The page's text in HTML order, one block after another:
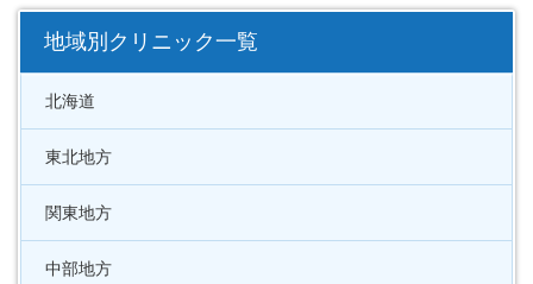
地域別クリニック一覧
北海道
東北地方
関東地方
中部地方